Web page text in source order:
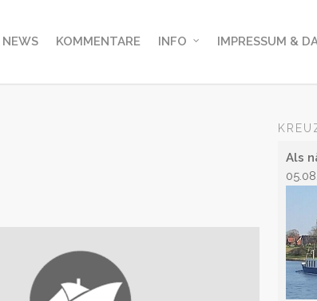
NEWS KOMMENTARE INFO IMPRESSUM &
Als